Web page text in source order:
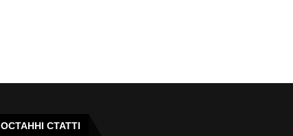
ОСТАННІ СТАТТІ